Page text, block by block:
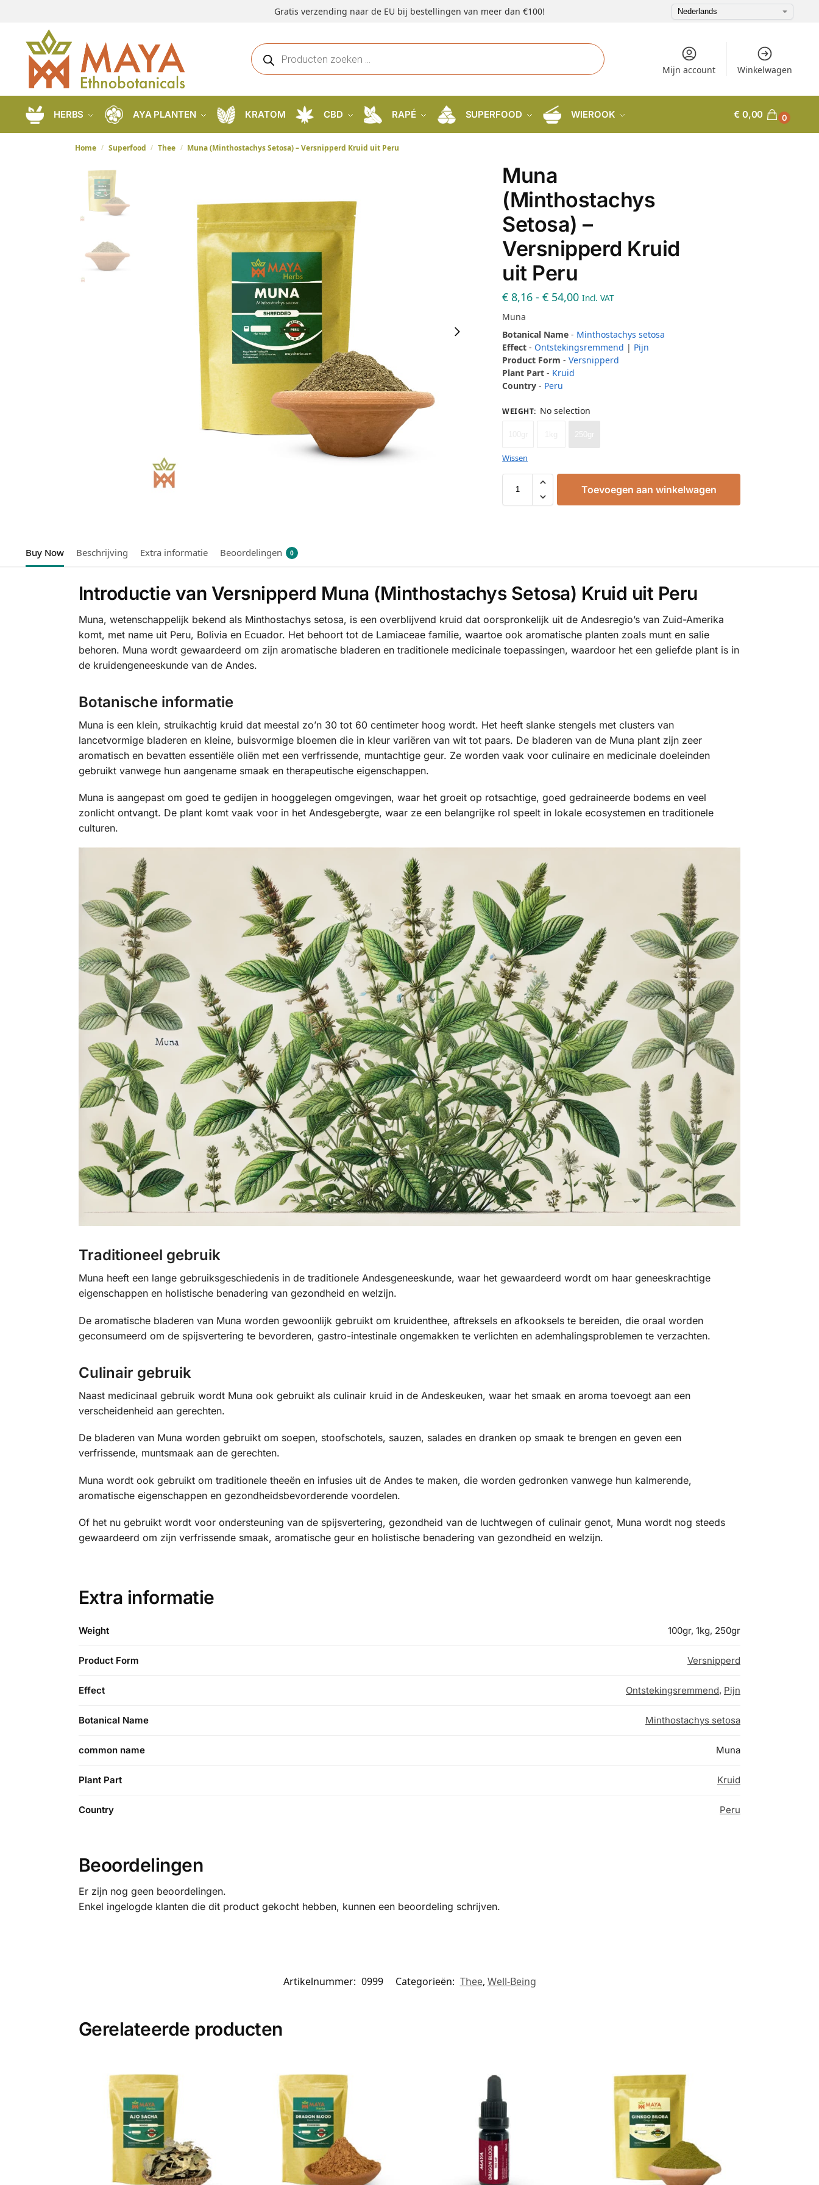
Gratis verzending naar de EU bij bestellingen van meer dan €100!
Mijn account Winkelwagen
HERBS AYA PLANTEN KRATOM CBD RAPÉ SUPERFOOD WIEROOK € 0,00 0
Home / Superfood / Thee / Muna (Minthostachys Setosa) – Versnipperd Kruid uit Peru
Muna
(Minthostachys
Setosa) –
Versnipperd Kruid
uit Peru
€ 8,16 - € 54,00 Incl. VAT
Muna
Botanical Name - Minthostachys setosa
Effect - Ontstekingsremmend | Pijn
Product Form -Versnipperd
Plant Part - Kruid
Country - Peru
WEIGHT: No selection
250gr
Wissen
Toevoegen aan winkelwagen
Buy Now Beschrijving Extra informatie Beoordelingen 0
Introductie van Versnipperd Muna (Minthostachys Setosa) Kruid uit Peru
Muna, wetenschappelijk bekend als Minthostachys setosa, is een overblijvend kruid dat oorspronkelijk uit de Andesregio’s van Zuid-Amerika
komt, met name uit Peru, Bolivia en Ecuador. Het behoort tot de Lamiaceae familie, waartoe ook aromatische planten zoals munt en salie
behoren. Muna wordt gewaardeerd om zijn aromatische bladeren en traditionele medicinale toepassingen, waardoor het een geliefde plant is in
de kruidengeneeskunde van de Andes.
Botanische informatie
Muna is een klein, struikachtig kruid dat meestal zo’n 30 tot 60 centimeter hoog wordt. Het heeft slanke stengels met clusters van
lancetvormige bladeren en kleine, buisvormige bloemen die in kleur variëren van wit tot paars. De bladeren van de Muna plant zijn zeer
aromatisch en bevatten essentiële oliën met een verfrissende, muntachtige geur. Ze worden vaak voor culinaire en medicinale doeleinden
gebruikt vanwege hun aangename smaak en therapeutische eigenschappen.
Muna is aangepast om goed te gedijen in hooggelegen omgevingen, waar het groeit op rotsachtige, goed gedraineerde bodems en veel
zonlicht ontvangt. De plant komt vaak voor in het Andesgebergte, waar ze een belangrijke rol speelt in lokale ecosystemen en traditionele
culturen.
Traditioneel gebruik
Muna heeft een lange gebruiksgeschiedenis in de traditionele Andesgeneeskunde, waar het gewaardeerd wordt om haar geneeskrachtige
eigenschappen en holistische benadering van gezondheid en welzijn.
De aromatische bladeren van Muna worden gewoonlijk gebruikt om kruidenthee, aftreksels en afkooksels te bereiden, die oraal worden
geconsumeerd om de spijsvertering te bevorderen, gastro-intestinale ongemakken te verlichten en ademhalingsproblemen te verzachten.
Culinair gebruik
Naast medicinaal gebruik wordt Muna ook gebruikt als culinair kruid in de Andeskeuken, waar het smaak en aroma toevoegt aan een
verscheidenheid aan gerechten.
De bladeren van Muna worden gebruikt om soepen, stoofschotels, sauzen, salades en dranken op smaak te brengen en geven een
verfrissende, muntsmaak aan de gerechten.
Muna wordt ook gebruikt om traditionele theeën en infusies uit de Andes te maken, die worden gedronken vanwege hun kalmerende,
aromatische eigenschappen en gezondheidsbevorderende voordelen.
Of het nu gebruikt wordt voor ondersteuning van de spijsvertering, gezondheid van de luchtwegen of culinair genot, Muna wordt nog steeds
gewaardeerd om zijn verfrissende smaak, aromatische geur en holistische benadering van gezondheid en welzijn.
Extra informatie
Weight 100gr, 1kg, 250gr
Product Form Versnipperd
Effect Ontstekingsremmend, Pijn
Botanical Name Minthostachys setosa
common name Muna
Plant Part Kruid
Country Peru
Beoordelingen
Er zijn nog geen beoordelingen.
Enkel ingelogde klanten die dit product gekocht hebben, kunnen een beoordeling schrijven.
Artikelnummer: 0999 Categorieën: Thee, Well-Being
Gerelateerde producten